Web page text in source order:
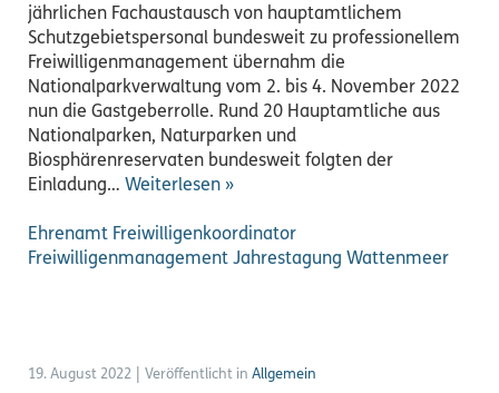
jährlichen Fachaustausch von hauptamtlichem
Schutzgebietspersonal bundesweit zu professionellem
Freiwilligenmanagement übernahm die
Nationalparkverwaltung vom 2. bis 4. November 2022
nun die Gastgeberrolle. Rund 20 Hauptamtliche aus
Nationalparken, Naturparken und
Biosphärenreservaten bundesweit folgten der
Einladung… Weiterlesen »
Ehrenamt Freiwilligenkoordinator
Freiwilligenmanagement Jahrestagung Wattenmeer
19. August 2022 Veröffentlicht in Allgemein